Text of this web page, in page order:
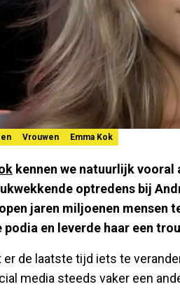
Vrouwen Emma Kok
kennen we natuurlijk vooral
optredens bij
jaren miljoenen mensen
en leverde haar een
de laatste tijd iets te
media steeds vaker een